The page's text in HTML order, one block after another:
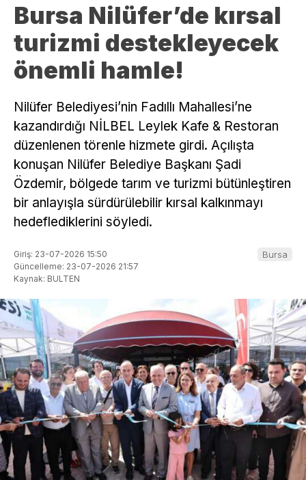
Bursa Nilüfer’de kırsal
turizmi destekleyecek
önemli hamle!
Nilüfer Belediyesi’nin Fadıllı Mahallesi’ne
kazandırdığı NİLBEL Leylek Kafe & Restoran
düzenlenen törenle hizmete girdi. Açılışta
konuşan Nilüfer Belediye Başkanı Şadi
Özdemir, bölgede tarım ve turizmi bütünleştiren
bir anlayışla sürdürülebilir kırsal kalkınmayı
hedeflediklerini söyledi.
Giriş: 23-07-2026 15:50
Güncelleme: 23-07-2026 21:57
Kaynak: BULTEN
Bursa